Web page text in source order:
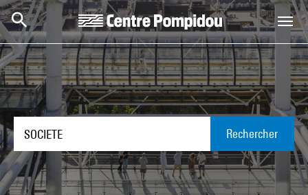
Aller au contenu principal
Centre Pompidou
Rechercher